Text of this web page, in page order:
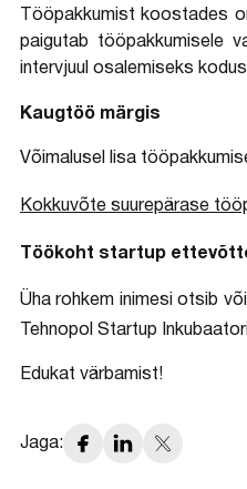
Tööpakkumist koostades
paigutab tööpakkumisele
intervjuul osalemiseks
Kaugtöö märgis
Võimalusel lisa
Kokkuvõte suurepärase
Töökoht startup
Üha rohkem inimesi otsib
Tehnopol Startup
Edukat värbamist!
Jaga: